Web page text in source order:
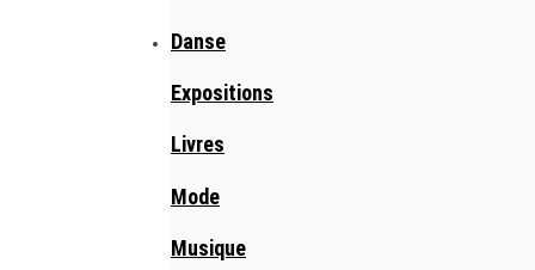
Danse
Expositions
Livres
Mode
Musique